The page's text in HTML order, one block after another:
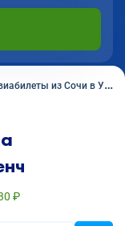
из Сочи в Ургенч
₽